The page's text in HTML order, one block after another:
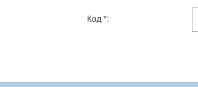
Код *: